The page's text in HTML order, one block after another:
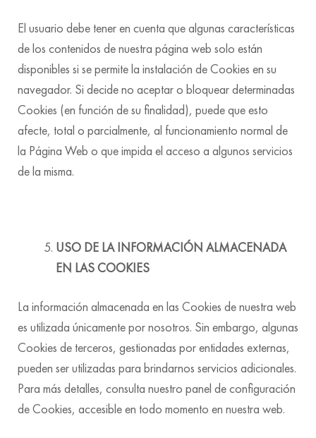
El usuario debe tener en cuenta que algunas características
de los contenidos de nuestra página web solo están
disponibles si se permite la instalación de Cookies en su
navegador. Si decide no aceptar o bloquear determinadas
Cookies (en función de su finalidad), puede que esto
afecte, total o parcialmente, al funcionamiento normal de
la Página Web o que impida el acceso a algunos servicios
de la misma.
USO DE LA INFORMACIÓN ALMACENADA
EN LAS COOKIES
La información almacenada en las Cookies de nuestra web
es utilizada únicamente por nosotros. Sin embargo, algunas
Cookies de terceros, gestionadas por entidades externas,
pueden ser utilizadas para brindarnos servicios adicionales.
Para más detalles, consulta nuestro panel de configuración
de Cookies, accesible en todo momento en nuestra web.